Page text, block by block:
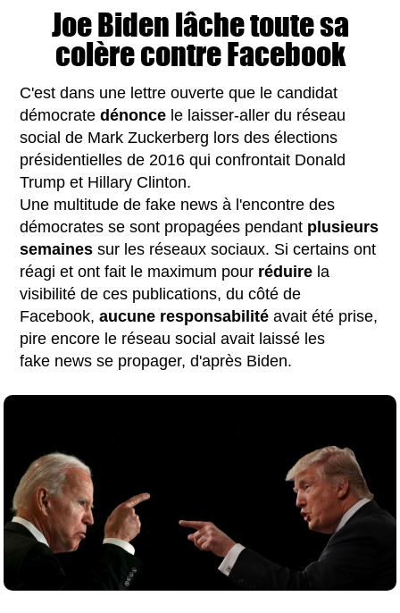
Joe Biden lâche toute sa
colère contre Facebook
C'est dans une lettre ouverte que le candidat
démocratedénonce le laisser-aller du réseau
social de Mark Zuckerberg lors des élections
présidentielles de 2016 qui confrontait Donald
Trump et Hillary Clinton.
Une multitude de fake news à l'encontre des
démocrates se sont propagées pendant plusieurs
semaines sur les réseaux sociaux. Si certains ont
réagi et ont fait le maximum pour réduire la
visibilité de ces publications, du côté de
Facebook,aucune responsabilité avait été prise,
pire encore le réseau social avait laissé les
fake news se propager, d'après Biden.